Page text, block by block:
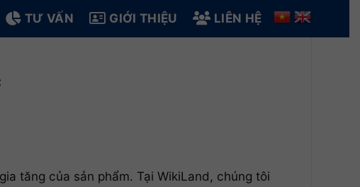
TƯ VẤN GIỚI THIỆU LIÊN HỆ
tăng của sản phẩm. Tại WikiLand, chúng tôi